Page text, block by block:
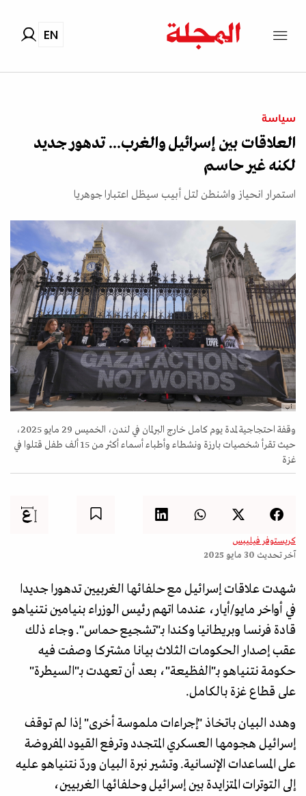
EN
سياسة
العلاقات بين إسرائيل والغرب... تدهور جديد
لكنه غير حاسم
استمرار انحياز واشنطن لتل أبيب سيظل اعتبارا جوهريا
أ ب
وقفة احتجاجية لمدة يوم كامل خارج البرلمان في لندن، الخميس 29 مايو 2025،
حيث تقرأ شخصيات بارزة ونشطاء وأطباء أسماء أكثر من 15 ألف طفل قتلوا في
غزة
كريستوفر فيليبس
آخر تحديث 30 مايو 2025
شهدت علاقات إسرائيل مع حلفائها الغربيين تدهورا جديدا
في أواخر مايو/أيار، عندما اتهم رئيس الوزراء بنيامين نتنياهو
قادة فرنسا وبريطانيا وكندا بـ"تشجيع حماس". وجاء ذلك
عقب إصدار الحكومات الثلاث بيانا مشتركا وصفت فيه
حكومة نتنياهو بـ"الفظيعة"، بعد أن تعهدت بـ"السيطرة"
على قطاع غزة بالكامل.
وهدد البيان باتخاذ "إجراءات ملموسة أخرى" إذا لم توقف
إسرائيل هجومها العسكري المتجدد وترفع القيود المفروضة
على المساعدات الإنسانية. وتشير نبرة البيان وردّ نتنياهو عليه
إلى التوترات المتزايدة بين إسرائيل وحلفائها الغربيين،